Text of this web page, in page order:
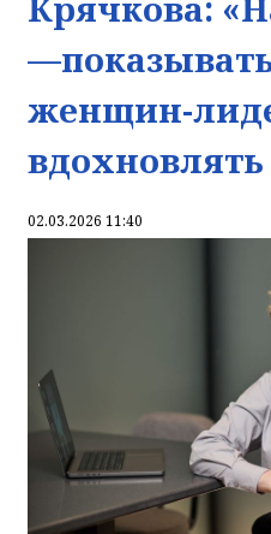
женщин-
02.03.2026 11:40